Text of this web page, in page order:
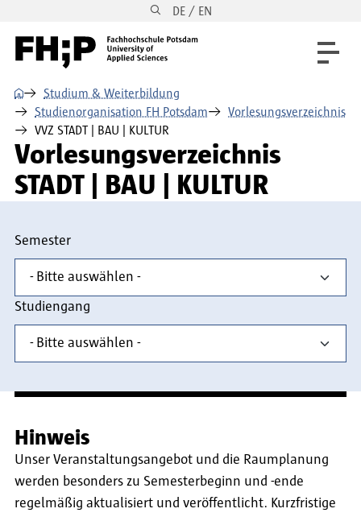
Direkt zur Hauptnavigation DE / EN
⌂
Studium & Weiterbildung
Studienorganisation FH Potsdam
Vorlesungsverzeichnis
VVZ STADT | BAU | KULTUR
Vorlesungsverzeichnis
STADT | BAU | KULTUR
Semester
Studiengang
Hinweis
Unser Veranstaltungsangebot und die Raumplanung
werden besonders zu Semesterbeginn und -ende
regelmäßig aktualisiert und veröffentlicht. Kurzfristige